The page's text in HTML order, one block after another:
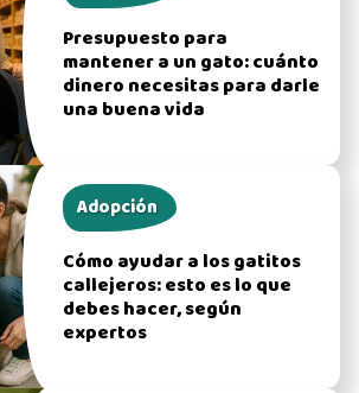
Presupuesto para
mantener a un gato: cuánto
dinero necesitas para darle
una buena vida
Adopción
Cómo ayudar a los gatitos
callejeros: esto es lo que
debes hacer, según
expertos